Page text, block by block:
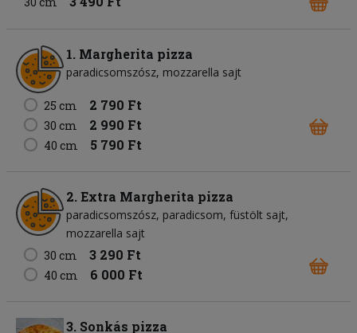
1. Margherita pizza
paradicsomszósz mozzarella sajt
25 cm 2 790 Ft
30 cm 2 990 Ft
40 cm 5 790 Ft
2. Extra Margherita pizza
paradicsomszósz paradicsom füstölt sajt
mozzarella sajt
30 cm
3 290 Ft
40 cm 6 000 Ft
3. Sonkás pizza